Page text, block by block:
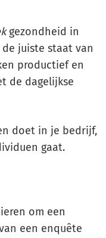
gezondheid in
juiste staat van
productief en
de dagelijkse
doet in je bedrijf,
gaat.
om een
een enquête